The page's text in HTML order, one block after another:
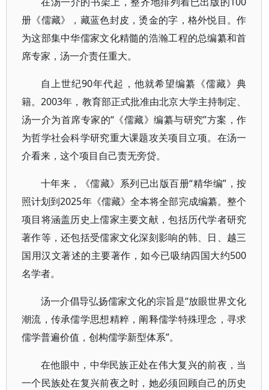
册《儒藏》，藏蓝色封皮，烫金的字，格外悦目。作
为这部集中华儒家文化精髓的浩瀚工程的总编纂和首
席专家，汤一介责任重大。
自上世纪90年代起，他就希望编纂《儒藏》典
籍。2003年，教育部正式批准由北京大学主持制定、
汤一介为首席专家的“《儒藏》编纂与研究”方案，作
为哲学社会科学研究重大课题攻关项目立项。在汤一
介看来，这个项目自己责无旁贷。
十年来，《儒藏》系列已出版百册“精华编”，按
照计划到2025年《儒藏》全本将全部完成编纂。整个
项目将涵盖历史上儒家主要文献，包括历代学者研究
著作等，还包括受儒家文化深刻影响的韩、日、越三
国用汉文著述的主要著作，如今已吸纳四国大约500
名学者。
汤一介倡导弘扬儒家文化的宗旨是“放眼世界文化
潮流，传承儒学思想精粹，阐释儒学特殊理念，寻求
儒学普遍价值，创构儒学新型体系”。
在他眼中，中华民族正处在伟大复兴的前夜，当
一个民族处在复兴前夜之时，她必须回顾自己的历史